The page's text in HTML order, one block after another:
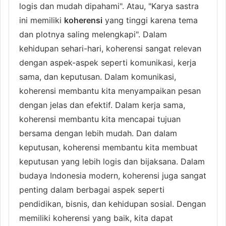
logis dan mudah dipahami". Atau, "Karya sastra
ini memiliki koherensi yang tinggi karena tema
dan plotnya saling melengkapi". Dalam
kehidupan sehari-hari, koherensi sangat relevan
dengan aspek-aspek seperti komunikasi, kerja
sama, dan keputusan. Dalam komunikasi,
koherensi membantu kita menyampaikan pesan
dengan jelas dan efektif. Dalam kerja sama,
koherensi membantu kita mencapai tujuan
bersama dengan lebih mudah. Dan dalam
keputusan, koherensi membantu kita membuat
keputusan yang lebih logis dan bijaksana. Dalam
budaya Indonesia modern, koherensi juga sangat
penting dalam berbagai aspek seperti
pendidikan, bisnis, dan kehidupan sosial. Dengan
memiliki koherensi yang baik, kita dapat